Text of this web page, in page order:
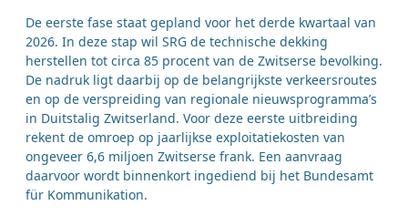
De eerste fase staat gepland voor het derde kwartaal van
2026. In deze stap wil SRG de technische dekking
herstellen tot circa 85 procent van de Zwitserse bevolking.
De nadruk ligt daarbij op de belangrijkste verkeersroutes
en op de verspreiding van regionale nieuwsprogramma’s
in Duitstalig Zwitserland. Voor deze eerste uitbreiding
rekent de omroep op jaarlijkse exploitatiekosten van
ongeveer 6,6 miljoen Zwitserse frank. Een aanvraag
daarvoor wordt binnenkort ingediend bij het Bundesamt
für Kommunikation.